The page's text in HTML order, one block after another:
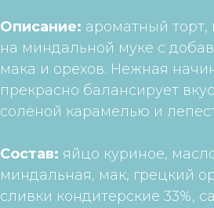
Описание: ароматный торт,
на миндальной муке с
мака и орехов. Нежная
прекрасно балансирует
солёной карамелью и
Состав: яйцо куриное,
миндальная, мак, грецкий
сливки кондитерские 33%,